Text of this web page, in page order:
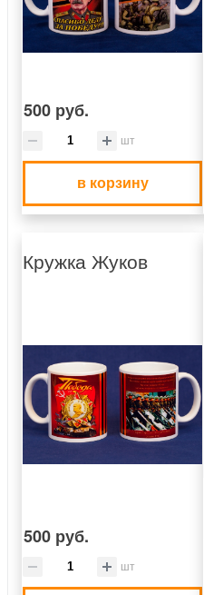
500 руб.
шт
в корзину
Кружка Жуков
500 руб.
шт